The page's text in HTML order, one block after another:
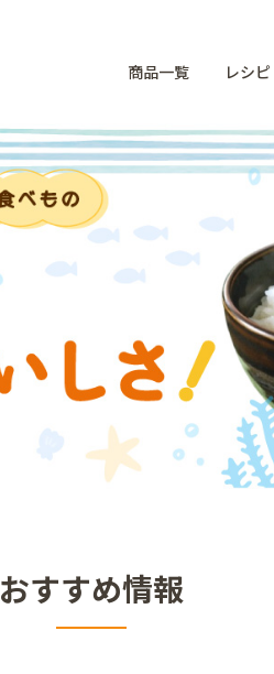
商品一覧 レシピ
おすすめ情報